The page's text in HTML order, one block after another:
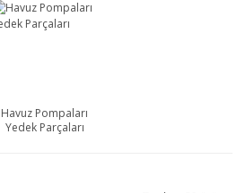
Havuz Pompaları
Yedek Parçaları